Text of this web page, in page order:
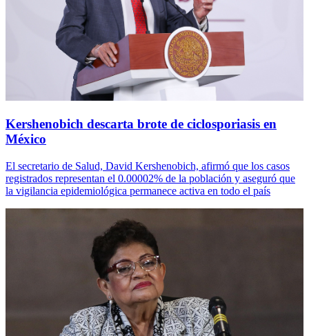
Kershenobich descarta brote de ciclosporiasis en
México
El secretario de Salud, David Kershenobich, afirmó que los casos
registrados representan el 0.00002% de la población y aseguró que
la vigilancia epidemiológica permanece activa en todo el país